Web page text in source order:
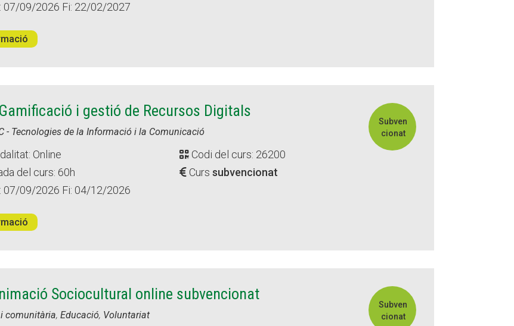
07/09/2026 Fi: 22/02/2027
i gestió de Recursos Digitals
- Tecnologies de la Informació i la Comunicació
Online
Codi del curs: 26200
del curs: 60h
Curs subvencionat
07/09/2026 Fi: 04/12/2026
Subven
cionat
Sociocultural online subvencionat
comunitària,Educació, Voluntariat
Subven
cionat